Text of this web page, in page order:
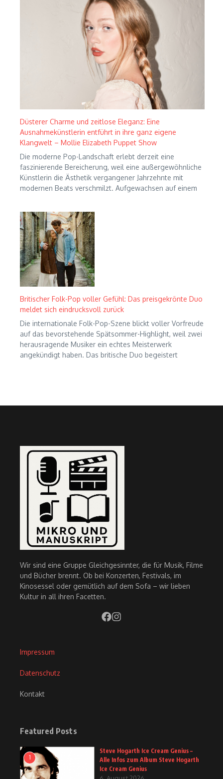
Düsterer Charme und zeitlose Eleganz: Eine
Ausnahmekünstlerin entführt in ihre ganz eigene
Klangwelt – Mollie Elizabeth Puppet Show
Die moderne Pop-Landschaft erlebt derzeit eine
faszinierende Bereicherung, weil eine außergewöhnliche
Künstlerin die Ästhetik vergangener Jahrzehnte mit
modernen Beats verschmilzt. Aufgewachsen auf einem
Britischer Folk-Pop voller Gefühl: Das preisgekrönte Duo
meldet sich eindrucksvoll zurück
Die internationale Folk-Pop-Szene blickt voller Vorfreude
auf das bevorstehende Spätsommer-Highlight, weil zwei
herausragende Musiker ein echtes Meisterwerk
angekündigt haben. Das britische Duo begeistert
Wir sind eine Gruppe Gleichgesinnter, die für Musik, Filme
und Bücher brennt. Ob bei Konzerten, Festivals, im
Kinosessel oder gemütlich auf dem Sofa – wir lieben
Kultur in all ihren Facetten.
Impressum
Datenschutz
Kontakt
Featured Posts
1
Steve Hogarth Ice Cream Genius –
Alle Infos zum Album Steve Hogarth
Ice Cream Genius